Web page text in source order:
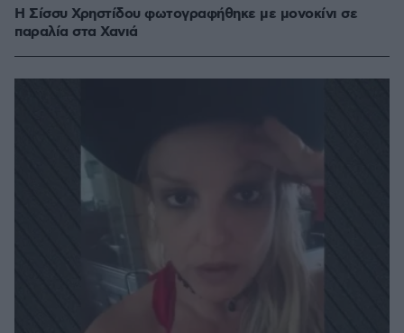
Η Σίσσυ Χρηστίδου φωτογραφήθηκε με μονοκίνι σε
παραλία στα Χανιά